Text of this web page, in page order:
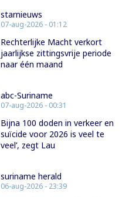
starnieuws
07-aug-2026 - 01:12
Rechterlijke Macht verkort
jaarlijkse zittingsvrije periode
naar één maand
abc-Suriname
07-aug-2026 - 00:31
Bijna 100 doden in verkeer en
suïcide voor 2026 is veel te
veel’, zegt Lau
suriname herald
06-aug-2026 - 23:39